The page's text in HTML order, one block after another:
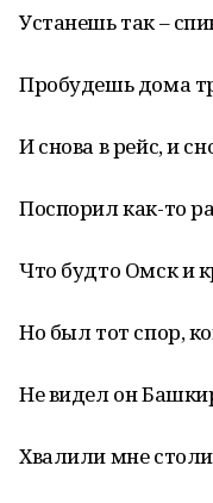
Устанешь так –
Пробудешь дома
И снова в рейс, и
Поспорил как-то
Что будто Омск и
Но был тот спор,
Не видел он
Хвалили мне